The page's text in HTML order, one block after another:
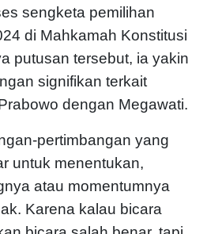
sengketa pemilihan
di Mahkamah Konstitusi
putusan tersebut, ia yakin
signifikan terkait
dengan Megawati.
pertimbangan yang
untuk menentukan,
atau momentumnya
Karena kalau bicara